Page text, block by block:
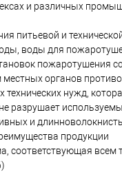
и различных
питьевой и
воды для
пожаротушения
местных органов
технических нужд,
разрушает
и
продукции
соответствующая всем